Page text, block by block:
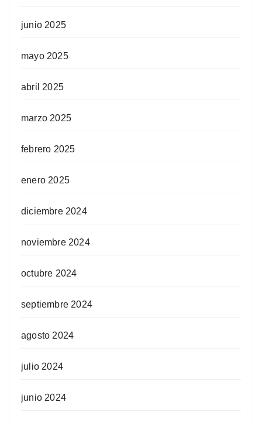
junio 2025
mayo 2025
abril 2025
marzo 2025
febrero 2025
enero 2025
diciembre 2024
noviembre 2024
octubre 2024
septiembre 2024
agosto 2024
julio 2024
junio 2024